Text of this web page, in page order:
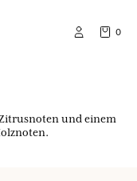
0
und einem